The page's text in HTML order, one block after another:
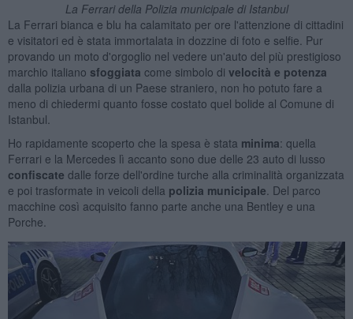
La Ferrari della Polizia municipale di Istanbul
La Ferrari bianca e blu ha calamitato per ore l'attenzione di cittadini
e visitatori ed è stata immortalata in dozzine di foto e selfie. Pur
provando un moto d'orgoglio nel vedere un'auto del più prestigioso
marchio italiano sfoggiata come simbolo di velocità e potenza
dalla polizia urbana di un Paese straniero, non ho potuto fare a
meno di chiedermi quanto fosse costato quel bolide al Comune di
Istanbul.
Ho rapidamente scoperto che la spesa è stata minima: quella
Ferrari e la Mercedes lì accanto sono due delle 23 auto di lusso
confiscate dalle forze dell'ordine turche alla criminalità organizzata
e poi trasformate in veicoli della polizia municipale. Del parco
macchine così acquisito fanno parte anche una Bentley e una
Porche.